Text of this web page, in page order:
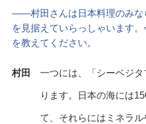
――村田さんは日本料理のみな
を見据えていらっしゃいます
を教えてください。
村田 一つには、「シーベジ
ります。日本の海には
て、それらにはミネラ